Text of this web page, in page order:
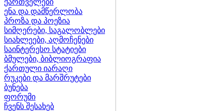
ქართველები
ენა და დამწერლობა
პროზა და პოეზია
სიმღერები, საგალობლები
სიახლეები, აღმოჩენები
საინტერესო სტატიები
ბმულები, ბიბლიოგრაფია
ქართული იარაღი
რუკები და მარშრუტები
ბუნება
ფორუმი
ჩვენს შესახებ